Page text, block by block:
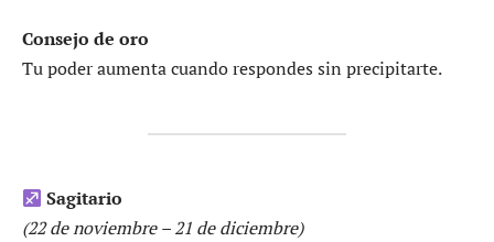
Consejo de oro
Tu poder aumenta cuando respondes sin precipitarte.
Sagitario
(22 de noviembre – 21 de diciembre)